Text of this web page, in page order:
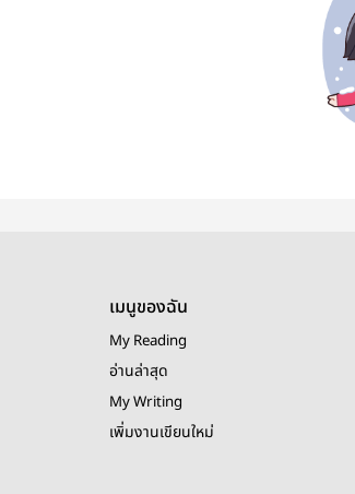
เมนูของฉัน
My Reading
อ่านล่าสุด
My Writing
เพิ่มงานเขียนใหม่